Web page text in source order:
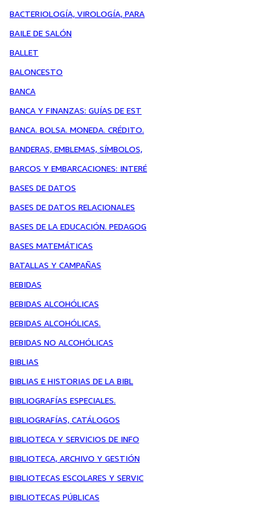
BACTERIOLOGÍA, VIROLOGÍA, PARA
BAILE DE SALÓN
BALLET
BALONCESTO
BANCA
BANCA Y FINANZAS: GUÍAS DE EST
BANCA. BOLSA. MONEDA. CRÉDITO.
BANDERAS, EMBLEMAS, SÍMBOLOS,
BARCOS Y EMBARCACIONES: INTERÉ
BASES DE DATOS
BASES DE DATOS RELACIONALES
BASES DE LA EDUCACIÓN. PEDAGOG
BASES MATEMÁTICAS
BATALLAS Y CAMPAÑAS
BEBIDAS
BEBIDAS ALCOHÓLICAS
BEBIDAS ALCOHÓLICAS.
BEBIDAS NO ALCOHÓLICAS
BIBLIAS
BIBLIAS E HISTORIAS DE LA BIBL
BIBLIOGRAFÍAS ESPECIALES.
BIBLIOGRAFÍAS, CATÁLOGOS
BIBLIOTECA Y SERVICIOS DE INFO
BIBLIOTECA, ARCHIVO Y GESTIÓN
BIBLIOTECAS ESCOLARES Y SERVIC
BIBLIOTECAS PÚBLICAS